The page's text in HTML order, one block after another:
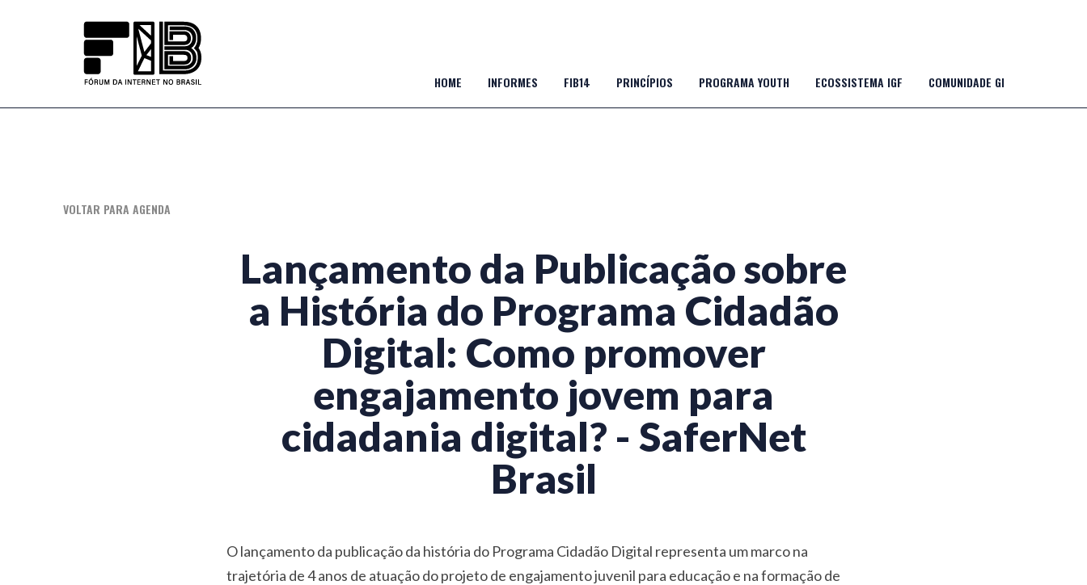
HOME INFORMES FIB14 PRINCÍPIOS PROGRAMA YOUTH ECOSSISTEMA IGF COMUNIDADE GI
VOLTAR PARA AGENDA
Lançamento da Publicação sobre
a História do Programa Cidadão
Digital: Como promover
engajamento jovem para
cidadania digital? - SaferNet
Brasil
O lançamento da publicação da história do Programa Cidadão Digital representa um marco na
trajetória de 4 anos de atuação do projeto de engajamento juvenil para educação e na formação de